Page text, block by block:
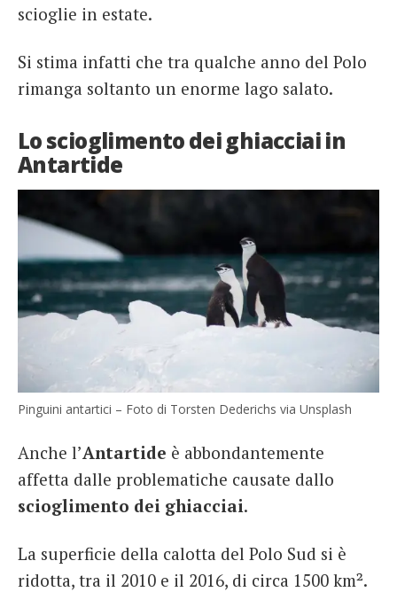
scioglie in estate.
Si stima infatti che tra qualche anno del Polo
rimanga soltanto un enorme lago salato.
Lo scioglimento dei ghiacciai in
Antartide
Pinguini antartici – Foto di Torsten Dederichs via Unsplash
Anche l’Antartide è abbondantemente
affetta dalle problematiche causate dallo
scioglimento dei ghiacciai.
La superficie della calotta del Polo Sud si è
ridotta, tra il 2010 e il 2016, di circa 1500 km².